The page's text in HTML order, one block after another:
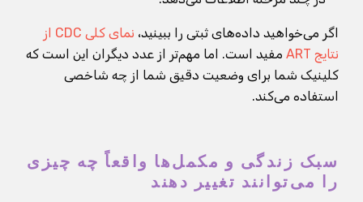
اگر می‌خواهید داده‌های ثبتی را ببینید،
نمای کلی CDC از
نتایج ART
مفید است. اما مهم‌تر از عدد دیگران این است که
کلینیک شما برای وضعیت دقیق شما از چه شاخصی
استفاده می‌کند.
سبک زندگی و مکمل‌ها واقعاً چه چیزی
را می‌توانند تغییر دهند